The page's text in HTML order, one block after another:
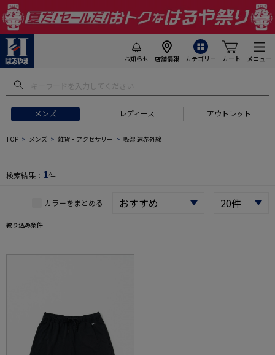
お知らせ 店舗情報 カテゴリー カート メニュー
メンズ レディース アウトレット
フトにおすすめ #セットアップ スーツ
TOP メンズ 雑貨・アクセサリー 吸湿 遠赤外線
検索結果： 1件
カラーをまとめる
絞り込み条件